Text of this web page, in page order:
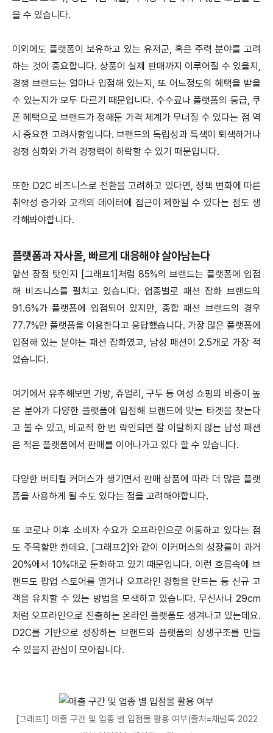
을 수 있습니다.
이외에도 플랫폼이 보유하고 있는 유저군, 혹은 주력 분야를 고려
하는 것이 중요합니다. 상품이 실제 판매까지 이루어질 수 있을지,
경쟁 브랜드는 얼마나 입점해 있는지, 또 어느정도의 혜택을 받을
수 있는지가 모두 다르기 때문입니다. 수수료나 플랫폼의 등급, 쿠
폰 혜택으로 브랜드가 정해둔 가격 체계가 무너질 수 있다는 점 역
시 중요한 고려사항입니다. 브랜드의 독립성과 특색이 퇴색하거나
경쟁 심화와 가격 경쟁력이 하락할 수 있기 때문입니다.
또한 D2C 비즈니스로 전환을 고려하고 있다면, 정책 변화에 따른
취약성 증가와 고객의 데이터에 접근이 제한될 수 있다는 점도 생
각해봐야합니다.
플랫폼과 자사몰, 빠르게 대응해야 살아남는다
앞선 장점 탓인지 [그래프1]처럼 85%의 브랜드는 플랫폼에 입점
해 비즈니스를 펼치고 있습니다. 업종별로 패션 잡화 브랜드의
91.6%가 플랫폼에 입점되어 있지만, 종합 패션 브랜드의 경우
77.7%만 플랫폼을 이용한다고 응답했습니다. 가장 많은 플랫폼에
입점해 있는 분야는 패션 잡화였고, 남성 패션이 2.5개로 가장 적
었습니다.
여기에서 유추해보면 가방, 쥬얼리, 구두 등 여성 쇼핑의 비중이 높
은 분야가 다양한 플랫폼에 입점해 브랜드에 맞는 타겟을 찾는다
고 볼 수 있고, 비교적 한 번 락인되면 잘 이탈하지 않는 남성 패션
은 적은 플랫폼에서 판매를 이어나가고 있다 할 수 있습니다.
다양한 버티컬 커머스가 생기면서 판매 상품에 따라 더 많은 플랫
폼을 사용하게 될 수도 있다는 점을 고려해야합니다.
또 코로나 이후 소비자 수요가 오프라인으로 이동하고 있다는 점
도 주목할만 한데요. [그래프2]와 같이 이커머스의 성장률이 과거
20%에서 10%대로 둔화하고 있기 때문입니다. 이런 흐름속에 브
랜드도 팝업 스토어를 열거나 오프라인 경험을 만드는 등 신규 고
객을 유치할 수 있는 방법을 모색하고 있습니다. 무신사나 29cm
처럼 오프라인으로 진출하는 온라인 플랫폼도 생겨나고 있는데요.
D2C를 기반으로 성장하는 브랜드와 플랫폼의 상생구조를 만들
수 있을지 관심이 모아집니다.
[그래프1] 매출 구간 및 업종 별 입점몰 활용 여부(출처=채널톡 2022